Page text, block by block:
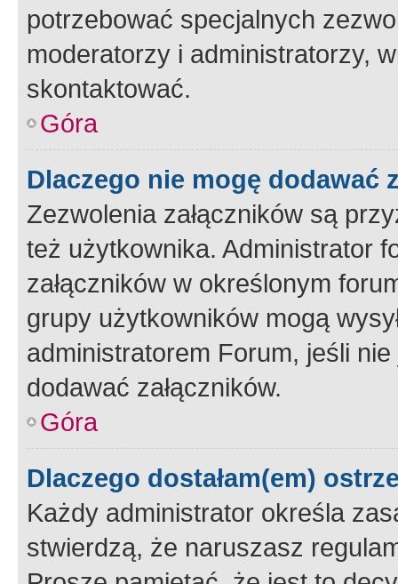
potrzebować specjalnych
moderatorzy i administratorzy,
skontaktować.
Góra
Dlaczego nie mogę dodawać
Zezwolenia załączników są
też użytkownika. Administrator
załączników w określonym
grupy użytkowników mogą
administratorem Forum, jeśli
dodawać załączników.
Góra
Dlaczego dostałam(em)
Każdy administrator określa
stwierdzą, że naruszasz